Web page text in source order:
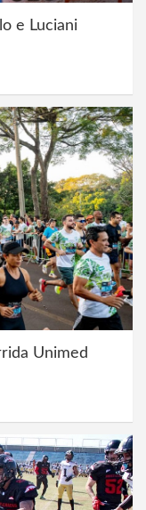
e Luciani
Unimed